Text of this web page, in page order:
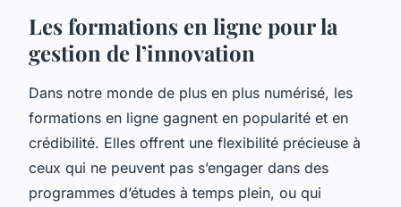
Les formations en ligne pour la
gestion de l’innovation
Dans notre monde de plus en plus numérisé, les
formations en ligne gagnent en popularité et en
crédibilité. Elles offrent une flexibilité précieuse à
ceux qui ne peuvent pas s’engager dans des
programmes d’études à temps plein, ou qui